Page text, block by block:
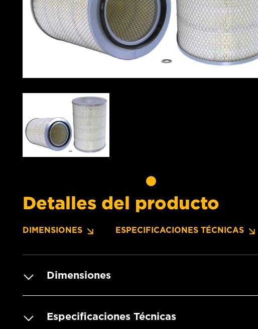
Detalles del producto
DIMENSIONES ESPECIFICACIONES TÉCNICAS
Dimensiones
Especificaciones Técnicas